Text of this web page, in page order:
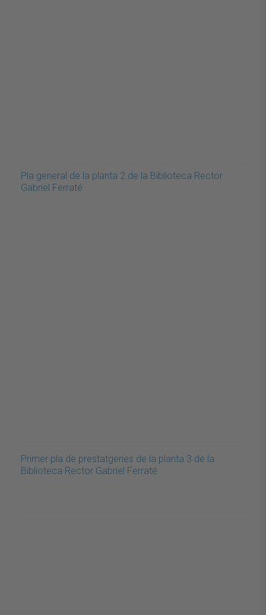
Pla general de la planta 2 de la Biblioteca Rector
Gabriel Ferraté
Primer pla de prestatgeries de la planta 3 de la
Biblioteca Rector Gabriel Ferraté